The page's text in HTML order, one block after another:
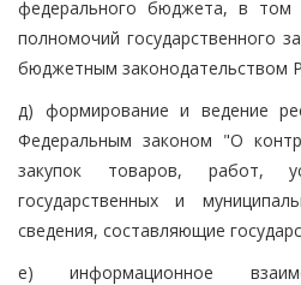
федерального бюджета, в том
полномочий государственного
бюджетным законодательством
д) формирование и ведение
Федеральным законом "О
закупок товаров, работ,
государственных и
сведения, составляющие
е) информационное